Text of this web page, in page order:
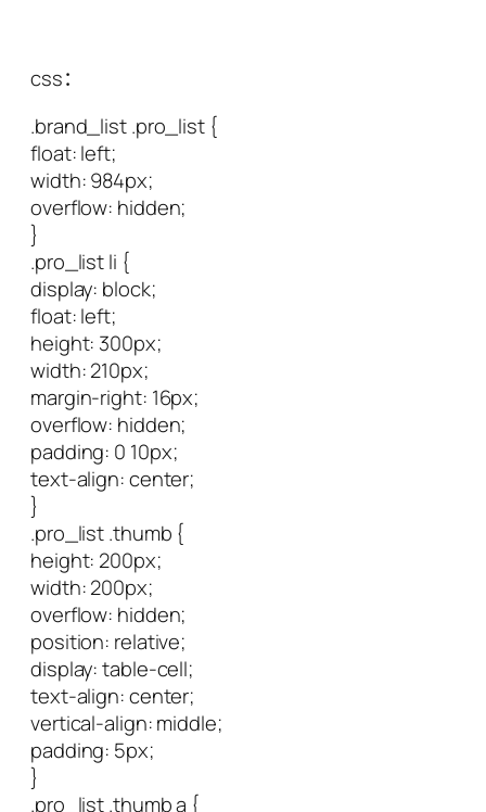
css：
.brand_list .pro_list {
float: left;
width: 984px;
overflow: hidden;
}
.pro_list li {
display: block;
float: left;
height: 300px;
width: 210px;
margin-right: 16px;
overflow: hidden;
padding: 0 10px;
text-align: center;
}
.pro_list .thumb {
height: 200px;
width: 200px;
overflow: hidden;
position: relative;
display: table-cell;
text-align: center;
vertical-align: middle;
padding: 5px;
}
.pro_list .thumb a {